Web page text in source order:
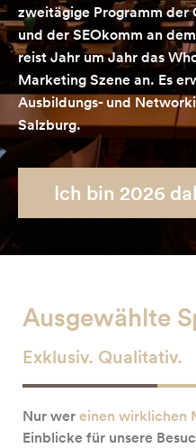
zweitägige Programm der
und der SEOkomm an
reist Jahr um Jahr das
Marketing Szene an. Es
Ausbildungs- und
Salzburg.
Ich bin 2026
Ausgewählte
Exklusiv. Qualitativ.
Nur wereinen wirklichen
Einblicke für unsere